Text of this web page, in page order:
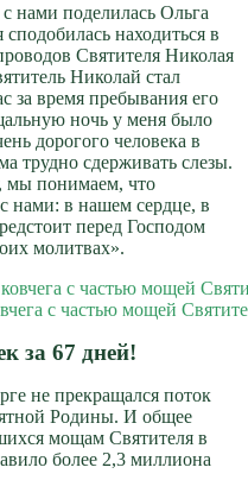
нами поделилась Ольга
находиться в
Святителя Николая
Николай стал
за время пребывания его
ночь у меня было
дорогого человека в
трудно сдерживать слезы.
мы понимаем, что
нами: в нашем сердце, в
перед Господом
молитвах».
с частью мощей
за 67 дней!
не прекращался поток
Родины. И общее
мощам Святителя в
более 2,3 миллиона